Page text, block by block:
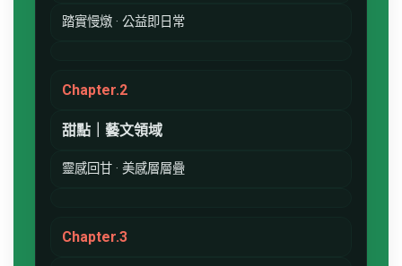
踏實慢燉 · 公益即日常
Chapter.2
甜點｜藝文領域
靈感回甘 · 美感層層疊
Chapter.3